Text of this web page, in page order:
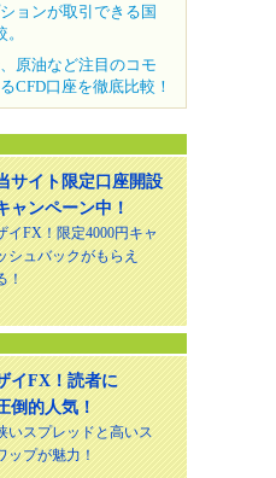
ョンが取引できる国
原油など注目のコモ
CFD口座を徹底比較！
サイト限定口座開設
ャンペーン中！
イFX！限定4000円キャ
シュバックがもらえ
！
イFX！読者に
倒的人気！
いスプレッドと高いス
ップが魅力！